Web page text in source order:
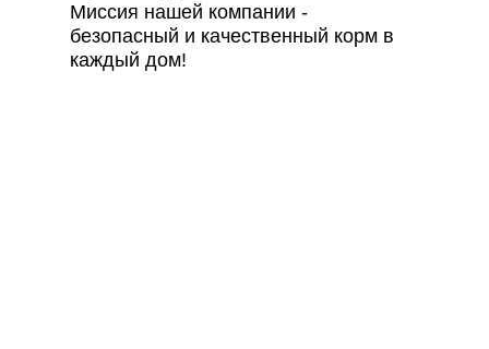
Миссия нашей компании -
безопасный и качественный корм в
каждый дом!